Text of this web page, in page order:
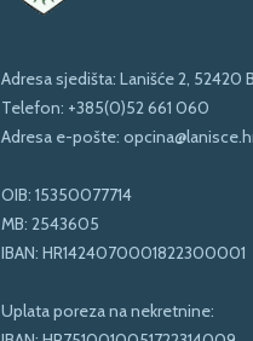
Adresa sjedišta: Lanišće 2, 52420
Telefon: +385(0)52 661 060
Adresa e-pošte:
OIB: 15350077714
MB: 2543605
IBAN: HR1424070001822300001
Uplata poreza na nekretnine: